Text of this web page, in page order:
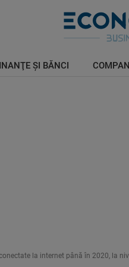
ŞI BĂNCI
la internet până în 2020, la